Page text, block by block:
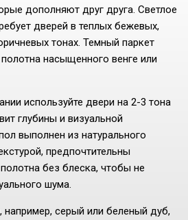
дополняют друг друга. Светлое
дверей в теплых бежевых,
тонах. Темный паркет
насыщенного венге или
используйте двери на 2-3 тона
глубины и визуальной
выполнен из натурального
предпочтительны
без блеска, чтобы не
шума.
например, серый или беленый дуб,